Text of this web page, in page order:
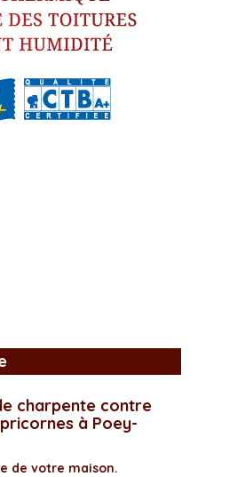
charpente contre
à Poey-
de votre maison.